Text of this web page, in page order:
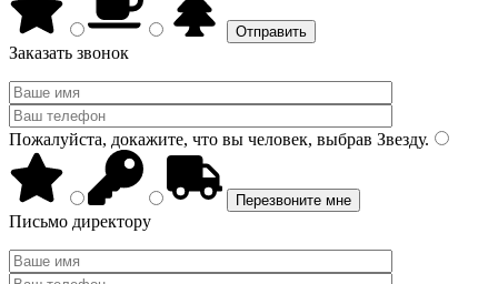
Заказать звонок
Пожалуйста, докажите, что вы человек, выбрав Звезду.
Письмо директору